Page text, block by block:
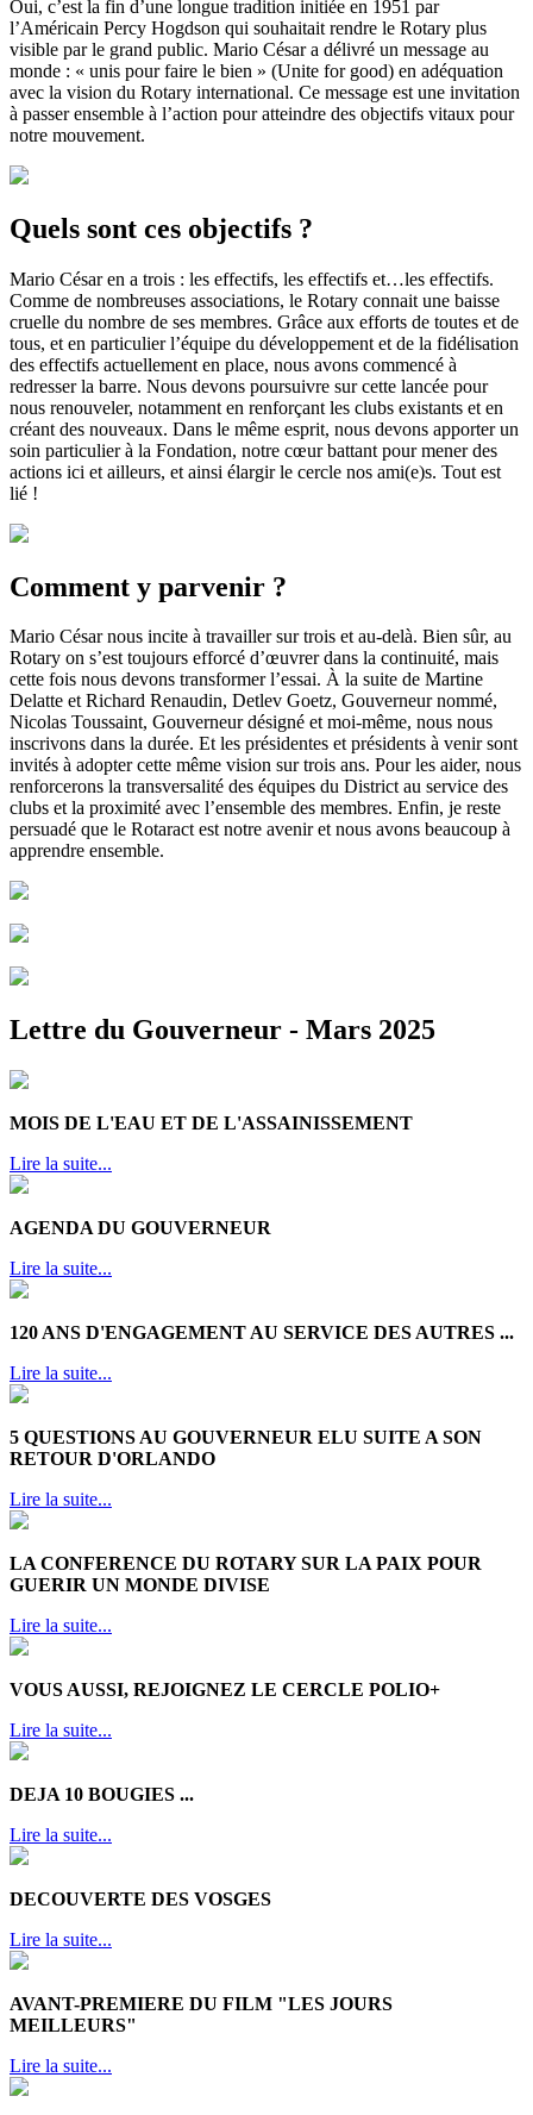
Oui, c’est la fin d’une longue tradition initiée en 1951 par
l’Américain Percy Hogdson qui souhaitait rendre le Rotary plus
visible par le grand public. Mario César a délivré un message au
monde : « unis pour faire le bien » (Unite for good) en adéquation
avec la vision du Rotary international. Ce message est une invitation
à passer ensemble à l’action pour atteindre des objectifs vitaux pour
notre mouvement.
Quels sont ces objectifs ?
Mario César en a trois : les effectifs, les effectifs et…les effectifs.
Comme de nombreuses associations, le Rotary connait une baisse
cruelle du nombre de ses membres. Grâce aux efforts de toutes et de
tous, et en particulier l’équipe du développement et de la fidélisation
des effectifs actuellement en place, nous avons commencé à
redresser la barre. Nous devons poursuivre sur cette lancée pour
nous renouveler, notamment en renforçant les clubs existants et en
créant des nouveaux. Dans le même esprit, nous devons apporter un
soin particulier à la Fondation, notre cœur battant pour mener des
actions ici et ailleurs, et ainsi élargir le cercle nos ami(e)s. Tout est
lié !
Comment y parvenir ?
Mario César nous incite à travailler sur trois et au-delà. Bien sûr, au
Rotary on s’est toujours efforcé d’œuvrer dans la continuité, mais
cette fois nous devons transformer l’essai. À la suite de Martine
Delatte et Richard Renaudin, Detlev Goetz, Gouverneur nommé,
Nicolas Toussaint, Gouverneur désigné et moi-même, nous nous
inscrivons dans la durée. Et les présidentes et présidents à venir sont
invités à adopter cette même vision sur trois ans. Pour les aider, nous
renforcerons la transversalité des équipes du District au service des
clubs et la proximité avec l’ensemble des membres. Enfin, je reste
persuadé que le Rotaract est notre avenir et nous avons beaucoup à
apprendre ensemble.
Lettre du Gouverneur - Mars 2025
MOIS DE L'EAU ET DE L'ASSAINISSEMENT
Lire la suite...
AGENDA DU GOUVERNEUR
Lire la suite...
120 ANS D'ENGAGEMENT AU SERVICE DES AUTRES ...
Lire la suite...
5 QUESTIONS AU GOUVERNEUR ELU SUITE A SON
RETOUR D'ORLANDO
Lire la suite...
LA CONFERENCE DU ROTARY SUR LA PAIX POUR
GUERIR UN MONDE DIVISE
Lire la suite...
VOUS AUSSI, REJOIGNEZ LE CERCLE POLIO+
Lire la suite...
DEJA 10 BOUGIES ...
Lire la suite...
DECOUVERTE DES VOSGES
Lire la suite...
AVANT-PREMIERE DU FILM "LES JOURS
MEILLEURS"
Lire la suite...